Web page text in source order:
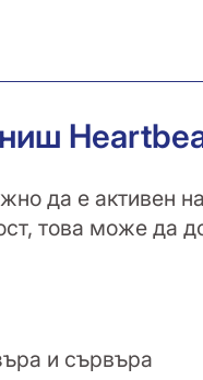
да е активен
това може да
и сървъра